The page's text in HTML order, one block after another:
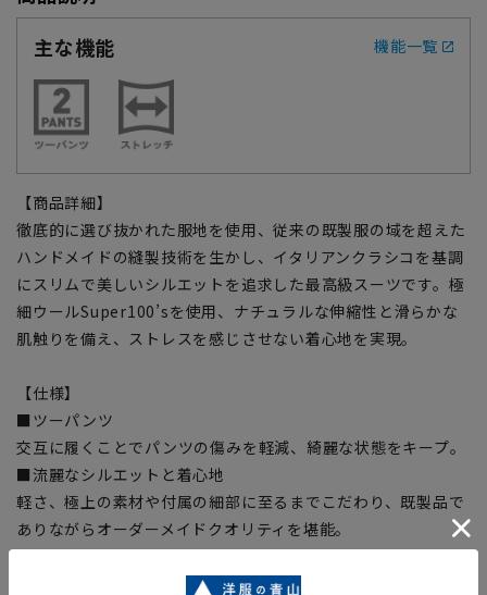
主な機能
機能一覧
【商品詳細】
徹底的に選び抜かれた服地を使用、従来の既製服の域を超えた
ハンドメイドの縫製技術を生かし、イタリアンクラシコを基調
にスリムで美しいシルエットを追求した最高級スーツです。極
細ウールSuper100’sを使用、ナチュラルな伸縮性と滑らかな
肌触りを備え、ストレスを感じさせない着心地を実現。
【仕様】
■ツーパンツ
交互に履くことでパンツの傷みを軽減、綺麗な状態をキープ。
■流麗なシルエットと着心地
軽さ、極上の素材や付属の細部に至るまでこだわり、既製品で
ありながらオーダーメイドクオリティを堪能。
■キュプラ裏地
ジャケットの裏地に静電気を抑え吸湿性に優れたコットン由来